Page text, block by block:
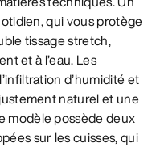
qui vous protège
tissage stretch,
et à l’eau. Les
d’humidité et
naturel et une
modèle possède deux
sur les cuisses, qui